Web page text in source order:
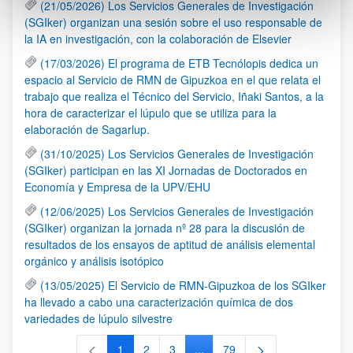
(21/05/2026) Los Servicios Generales de Investigación
(SGIker) organizan una sesión sobre el uso responsable de
la IA en investigación, con la colaboración de Elsevier
(17/03/2026) El programa de ETB Tecnólopis dedica un
espacio al Servicio de RMN de Gipuzkoa en el que relata el
trabajo que realiza el Técnico del Servicio, Iñaki Santos, a la
hora de caracterizar el lúpulo que se utiliza para la
elaboración de Sagarlup.
(31/10/2025) Los Servicios Generales de Investigación
(SGIker) participan en las XI Jornadas de Doctorados en
Economía y Empresa de la UPV/EHU
(12/06/2025) Los Servicios Generales de Investigación
(SGIker) organizan la jornada nº 28 para la discusión de
resultados de los ensayos de aptitud de análisis elemental
orgánico y análisis isotópico
(13/05/2025) El Servicio de RMN-Gipuzkoa de los SGIker
ha llevado a cabo una caracterización química de dos
variedades de lúpulo silvestre
1 2 3 ... 79